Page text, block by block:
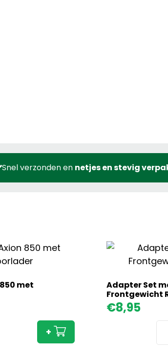
Snel verzonden en netjes en stevig
met
Axion
met
+
Adapter Set
Frontgewicht
€8,95